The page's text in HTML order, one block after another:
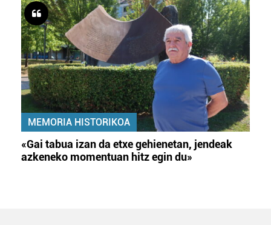
MEMORIA HISTORIKOA
«Gai tabua izan da etxe gehienetan, jendeak
azkeneko momentuan hitz egin du»